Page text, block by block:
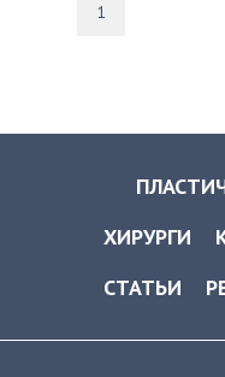
1
ХИРУРГИ
СТАТЬИ